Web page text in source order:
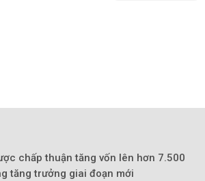
chấp thuận tăng vốn lên hơn 7.500
tăng trưởng giai đoạn mới